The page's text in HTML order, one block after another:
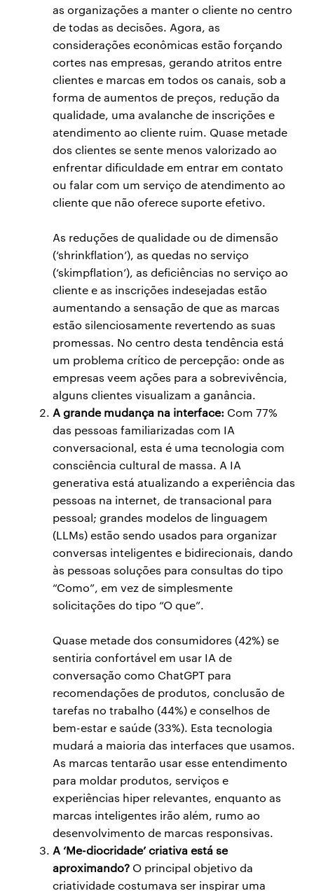
as organizações a manter o cliente no centro
de todas as decisões. Agora, as
considerações econômicas estão forçando
cortes nas empresas, gerando atritos entre
clientes e marcas em todos os canais, sob a
forma de aumentos de preços, redução da
qualidade, uma avalanche de inscrições e
atendimento ao cliente ruim. Quase metade
dos clientes se sente menos valorizado ao
enfrentar dificuldade em entrar em contato
ou falar com um serviço de atendimento ao
cliente que não oferece suporte efetivo.
As reduções de qualidade ou de dimensão
(‘shrinkflation’), as quedas no serviço
(‘skimpflation’), as deficiências no serviço ao
cliente e as inscrições indesejadas estão
aumentando a sensação de que as marcas
estão silenciosamente revertendo as suas
promessas. No centro desta tendência está
um problema crítico de percepção: onde as
empresas veem ações para a sobrevivência,
alguns clientes visualizam a ganância.
A grande mudança na interface: Com 77%
das pessoas familiarizadas com IA
conversacional, esta é uma tecnologia com
consciência cultural de massa. A IA
generativa está atualizando a experiência das
pessoas na internet, de transacional para
pessoal; grandes modelos de linguagem
(LLMs) estão sendo usados para organizar
conversas inteligentes e bidirecionais, dando
às pessoas soluções para consultas do tipo
“Como”, em vez de simplesmente
solicitações do tipo “O que”.
Quase metade dos consumidores (42%) se
sentiria confortável em usar IA de
conversação como ChatGPT para
recomendações de produtos, conclusão de
tarefas no trabalho (44%) e conselhos de
bem-estar e saúde (33%). Esta tecnologia
mudará a maioria das interfaces que usamos.
As marcas tentarão usar esse entendimento
para moldar produtos, serviços e
experiências hiper relevantes, enquanto as
marcas inteligentes irão além, rumo ao
desenvolvimento de marcas responsivas.
A ‘Me-diocridade’ criativa está se
aproximando? O principal objetivo da
criatividade costumava ser inspirar uma